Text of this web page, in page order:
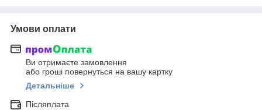
Умови оплати
Ви отримаєте замовлення
або гроші повернуться на вашу картку
Детальніше
Післяплата